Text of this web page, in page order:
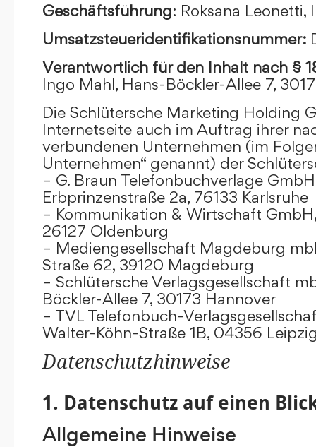
Geschäftsführung: Roksana Leonetti,
Umsatzsteueridentifikationsnummer:
Verantwortlich für den Inhalt nach §
Ingo Mahl, Hans-Böckler-Allee 7,
Die Schlütersche Marketing Holding
Internetseite auch im Auftrag ihrer
verbundenen Unternehmen (im
Unternehmen“ genannt) der
– G. Braun Telefonbuchverlage GmbH
Erbprinzenstraße 2a, 76133 Karlsruhe
– Kommunikation & Wirtschaft
26127 Oldenburg
– Mediengesellschaft Magdeburg
Straße 62, 39120 Magdeburg
– Schlütersche Verlagsgesellschaft
Böckler-Allee 7, 30173 Hannover
– TVL Telefonbuch-
Walter-Köhn-Straße 1B, 04356
Datenschutzhinweise
1. Datenschutz auf einen
Allgemeine Hinweise